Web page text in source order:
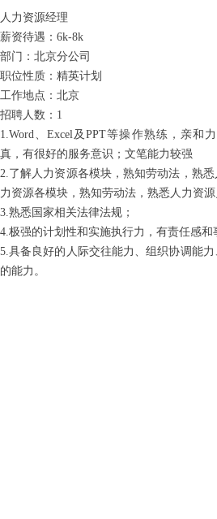
人力资源经理
薪资待遇：6k-8k
部门：北京分公司
职位性质：精英计划
工作地点：北京
招聘人数：1
1.Word、Excel及PPT等操作熟练，亲和
真，有很好的服务意识；文笔能力较强
2.了解人力资源各模块，熟知劳动法，熟
力资源各模块，熟知劳动法，熟悉人力资
3.熟悉国家相关法律法规；
4.极强的计划性和实施执行力，有责任感和
5.具备良好的人际交往能力、组织协调能
的能力。